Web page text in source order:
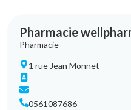
Pharmacie
Pharmacie
1 rue Jean Monnet
0561087686